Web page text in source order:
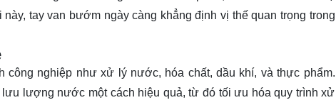
tay van bướm ngày càng khẳng định vị thế quan trọng trong
nghiệp như xử lý nước, hóa chất, dầu khí, và thực phẩm.
lượng nước một cách hiệu quả, từ đó tối ưu hóa quy trình xử